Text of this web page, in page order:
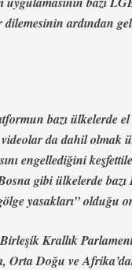
dilemesinin ardından
bazı ülkelerde
da dahil olmak
engellediğini
gibi ülkelerde
yasakları” olduğu
Krallık
Orta Doğu ve